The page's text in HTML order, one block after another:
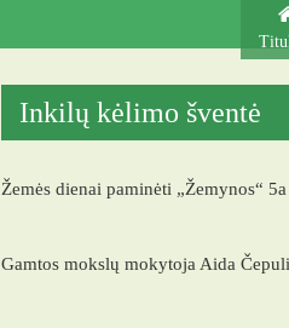
Inkilų kėlimo šventė
Žemės dienai paminėti „Žemynos“
Gamtos mokslų mokytoja Aida